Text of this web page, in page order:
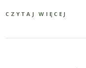
CZYTAJ WIĘCEJ